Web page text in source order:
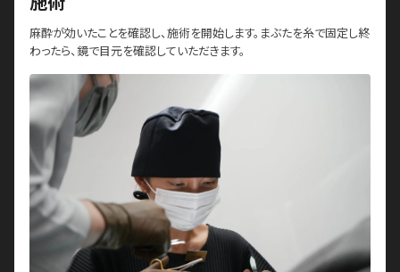
麻酔が効いたことを確認し、施術を開始します。まぶたを糸で固定し終
わったら、鏡で目元を確認していただきます。